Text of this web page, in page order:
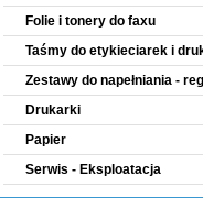
Folie i tonery do faxu
Taśmy do etykieciarek i
Zestawy do napełniania -
Drukarki
Papier
Serwis - Eksploatacja